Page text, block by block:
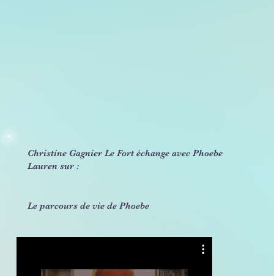
Christine Gagnier Le Fort échange avec Phoebe
Lauren sur :
Le parcours de vie de Phoebe